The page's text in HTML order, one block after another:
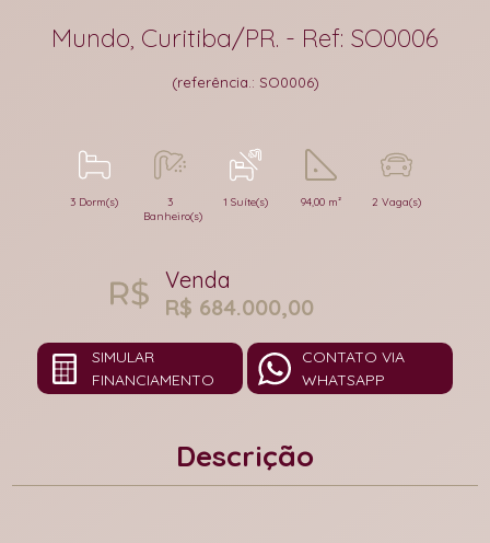
Mundo, Curitiba/PR. - Ref: SO0006
(referência.: SO0006)
3 Dorm(s)
3
Banheiro(s)
1 Suíte(s) 94,00 m² 2 Vaga(s)
Venda
R$ 684.000,00
SIMULAR
FINANCIAMENTO
CONTATO VIA
WHATSAPP
Descrição